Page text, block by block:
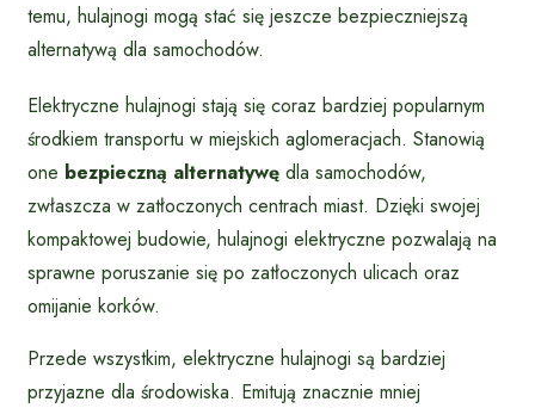
temu, hulajnogi mogą stać się jeszcze bezpieczniejszą
alternatywą dla samochodów.
Elektryczne hulajnogi stają się coraz bardziej popularnym
środkiem transportu w miejskich aglomeracjach. Stanowią
one bezpieczną alternatywę dla samochodów,
zwłaszcza w zatłoczonych centrach miast. Dzięki swojej
kompaktowej budowie, hulajnogi elektryczne pozwalają na
sprawne poruszanie się po zatłoczonych ulicach oraz
omijanie korków.
Przede wszystkim, elektryczne hulajnogi są bardziej
przyjazne dla środowiska. Emitują znacznie mniej